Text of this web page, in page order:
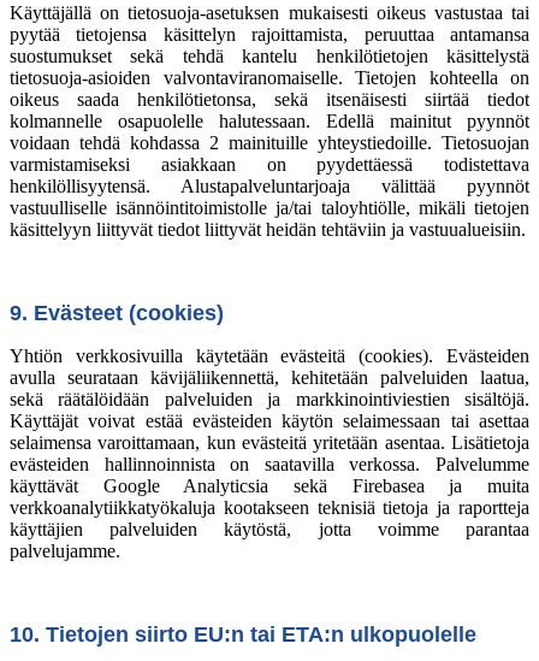
Käyttäjällä on tietosuoja-asetuksen mukaisesti oikeus vastustaa tai
pyytää tietojensa käsittelyn rajoittamista, peruuttaa antamansa
suostumukset sekä tehdä kantelu henkilötietojen käsittelystä
tietosuoja-asioiden valvontaviranomaiselle. Tietojen kohteella on
oikeus saada henkilötietonsa, sekä itsenäisesti siirtää tiedot
kolmannelle osapuolelle halutessaan. Edellä mainitut pyynnöt
voidaan tehdä kohdassa 2 mainituille yhteystiedoille. Tietosuojan
varmistamiseksi asiakkaan on pyydettäessä todistettava
henkilöllisyytensä. Alustapalveluntarjoaja välittää pyynnöt
vastuulliselle isännöintitoimistolle ja/tai taloyhtiölle, mikäli tietojen
käsittelyyn liittyvät tiedot liittyvät heidän tehtäviin ja vastuualueisiin.
9. Evästeet (cookies)
Yhtiön verkkosivuilla käytetään evästeitä (cookies). Evästeiden
avulla seurataan kävijäliikennettä, kehitetään palveluiden laatua,
sekä räätälöidään palveluiden ja markkinointiviestien sisältöjä.
Käyttäjät voivat estää evästeiden käytön selaimessaan tai asettaa
selaimensa varoittamaan, kun evästeitä yritetään asentaa. Lisätietoja
evästeiden hallinnoinnista on saatavilla verkossa. Palvelumme
käyttävät Google Analyticsia sekä Firebasea ja muita
verkkoanalytiikkatyökaluja kootakseen teknisiä tietoja ja raportteja
käyttäjien palveluiden käytöstä, jotta voimme parantaa
palvelujamme.
10. Tietojen siirto EU:n tai ETA:n ulkopuolelle